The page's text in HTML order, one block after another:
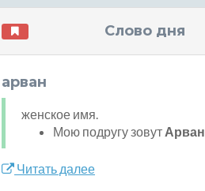
Слово дня
арван
женское имя.
Мою подругу зовут Арван
Читать далее